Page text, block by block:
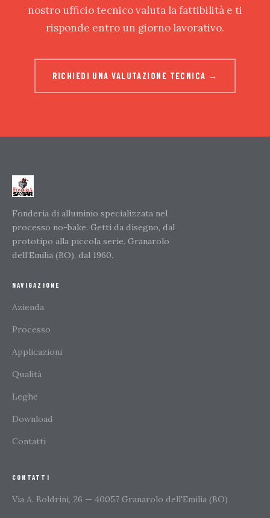
nostro ufficio tecnico valuta la fattibilità e ti
risponde entro un giorno lavorativo.
RICHIEDI UNA VALUTAZIONE TECNICA →
Fonderia di alluminio specializzata nel
processo no-bake. Getti da disegno, dal
prototipo alla piccola serie. Granarolo
dell’Emilia (BO), dal 1960.
NAVIGAZIONE
Azienda
Processo
Applicazioni
Qualità
Leghe
Download
Contatti
CONTATTI
Via A. Boldrini, 26 — 40057 Granarolo dell'Emilia (BO)